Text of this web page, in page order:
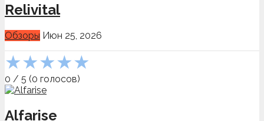
Relivital
Обзоры Июн 25, 2026
★★★★★
0 / 5 (0 голосов)
Alfarise